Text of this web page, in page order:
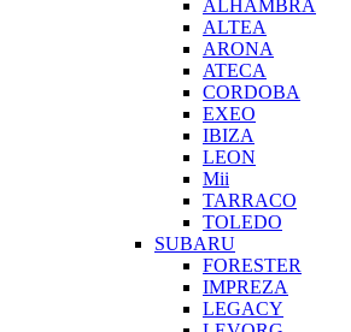
ALHAMBRA
ALTEA
ARONA
ATECA
CORDOBA
EXEO
IBIZA
LEON
Mii
TARRACO
TOLEDO
SUBARU
FORESTER
IMPREZA
LEGACY